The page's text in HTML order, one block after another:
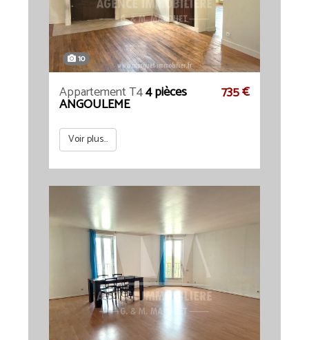
10
Appartement T44 pièces 735 €
ANGOULEME
Voir plus...